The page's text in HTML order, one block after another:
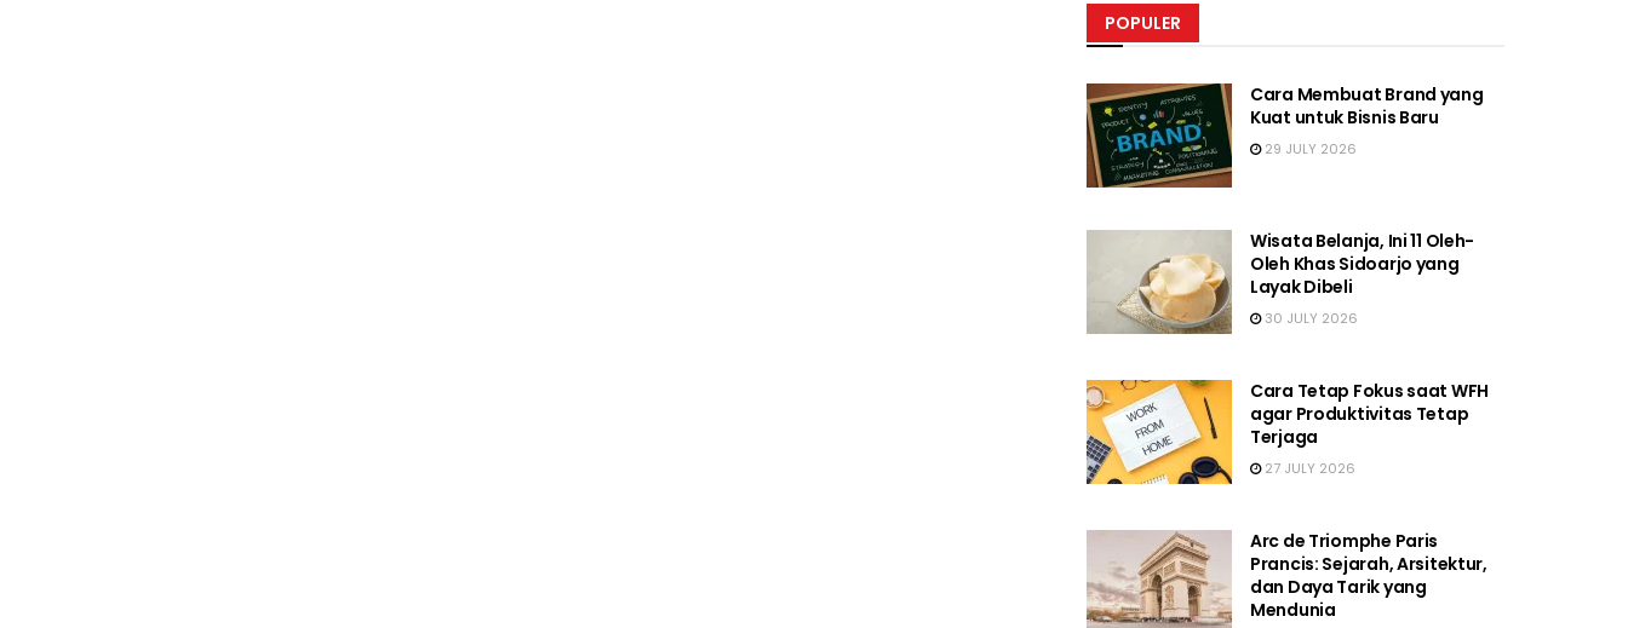
POPULER
Cara Membuat Brand yang
Kuat untuk Bisnis Baru
29 JULY 2026
Wisata Belanja, Ini 11 Oleh-
Oleh Khas Sidoarjo yang
Layak Dibeli
30 JULY 2026
Cara Tetap Fokus saat WFH
agar Produktivitas Tetap
Terjaga
27 JULY 2026
Arc de Triomphe Paris
Prancis: Sejarah, Arsitektur,
dan Daya Tarik yang
Mendunia